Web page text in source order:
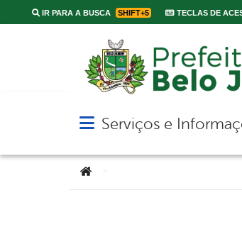
IR PARA A BUSCA SHIFT+5 TECLAS DE
Abrir menu principal de
Serviços e
Você está aqui: